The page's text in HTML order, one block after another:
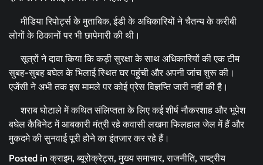
मीडिया रिपोर्ट्स के मुताबिक, ईडी के अधिकारियों ने चैतन्य के करीबी
लोगों के ठिकानों पर भी छापेमारी की थी।
सूत्रों ने दावा किया कि कड़ी सुरक्षा के साथ अधिकारियों की एक टीम
सुबह-सुबह बघेल के भिलाई स्थित घर पहुंची और अपनी जांच शुरू की।
एजेंसी ने अभी तक इस मामले पर कोई प्रेस विज्ञप्ति जारी नहीं की है।
शराब घोटाले में कथित संलिप्तता के लिए कई शीर्ष नौकरशाह और भूपेश
बघेल कैबिनेट में आबकारी मंत्री रहे कवासी लखमा फिलहाल जेल में हैं और
मुकदमे की सुनवाई पूरी होने का इंतजार कर रहे हैं।
Posted inक्राइम,ब्यूरोक्रेट्स,मुख्य समाचार,राजनीति,राष्ट्रीय